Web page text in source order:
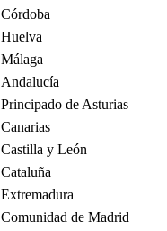
Córdoba
Huelva
Málaga
Andalucía
Principado de Asturias
Canarias
Castilla y León
Cataluña
Extremadura
Comunidad de Madrid